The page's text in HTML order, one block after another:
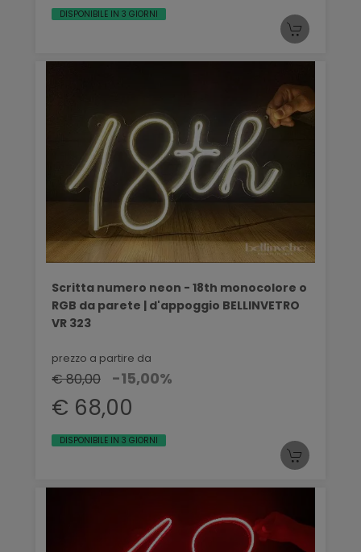
DISPONIBILE IN 3 GIORNI
Scritta numero neon - 18th monocolore o
RGB da parete | d'appoggio BELLINVETRO
VR 323
prezzo a partire da
€ 80,00 -15,00%
€ 68,00
DISPONIBILE IN 3 GIORNI